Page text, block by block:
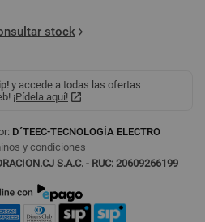
stock
y accede a todas las ofertas
¡Pídela aquí!
D´TEEC-TECNOLOGÍA ELECTRO
y condiciones
S.A.C. - RUC: 20609266199